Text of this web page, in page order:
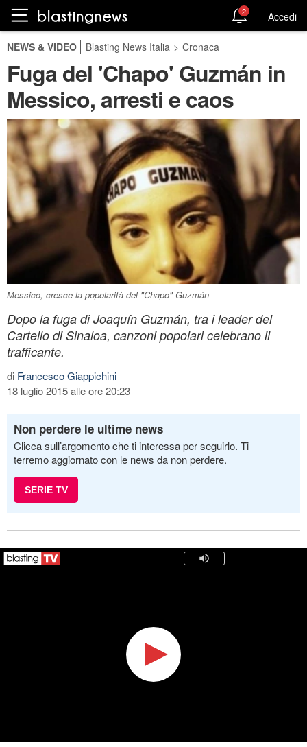
2 Accedi
NEWS & VIDEO Blasting News Italia > Cronaca
Fuga del 'Chapo' Guzmán in
Messico, arresti e caos
Messico, cresce la popolarità del "Chapo" Guzmán
Dopo la fuga di Joaquín Guzmán, tra i leader del
Cartello di Sinaloa, canzoni popolari celebrano il
trafficante.
di Francesco Giappichini
18 luglio 2015 alle ore 20:23
Non perdere le ultime news
Clicca sull’argomento che ti interessa per seguirlo. Ti
terremo aggiornato con le news da non perdere.
SERIE TV